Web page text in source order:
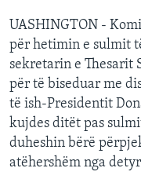
UASHINGTON -
për hetimin e sulmit
sekretarin e Thesarit
për të biseduar me
të ish-Presidentit
kujdes ditët pas
duheshin bërë
atëhershëm nga